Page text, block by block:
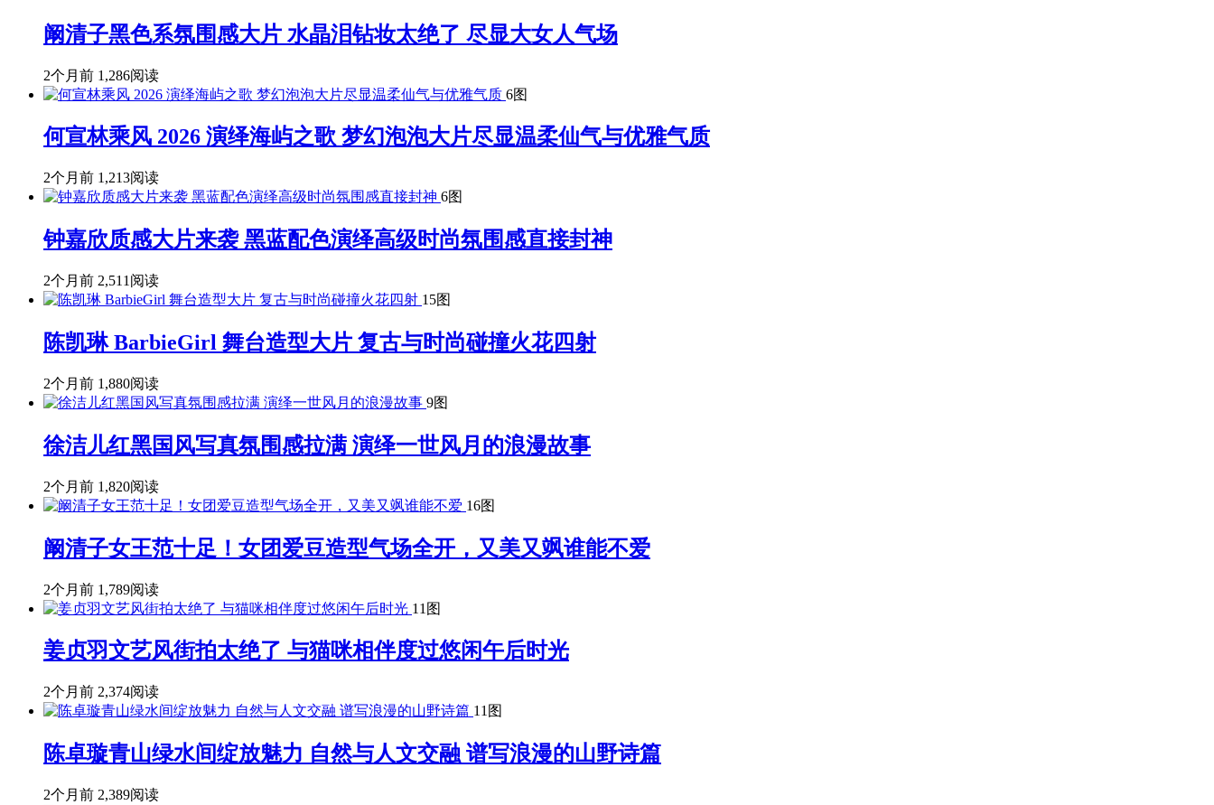
阚清子黑色系氛围感大片 水晶泪钻妆太绝了 尽显大女人气场
2个月前 1,286阅读
6图
何宣林乘风 2026 演绎海屿之歌 梦幻泡泡大片尽显温柔仙气与优雅气质
2个月前 1,213阅读
6图
钟嘉欣质感大片来袭 黑蓝配色演绎高级时尚氛围感直接封神
2个月前 2,511阅读
15图
陈凯琳 BarbieGirl 舞台造型大片 复古与时尚碰撞火花四射
2个月前 1,880阅读
9图
徐洁儿红黑国风写真氛围感拉满 演绎一世风月的浪漫故事
2个月前 1,820阅读
16图
阚清子女王范十足！女团爱豆造型气场全开，又美又飒谁能不爱
2个月前 1,789阅读
11图
姜贞羽文艺风街拍太绝了 与猫咪相伴度过悠闲午后时光
2个月前 2,374阅读
11图
陈卓璇青山绿水间绽放魅力 自然与人文交融 谱写浪漫的山野诗篇
2个月前 2,389阅读